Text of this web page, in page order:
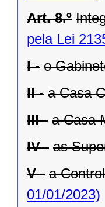
Art. 8.º
pela Lei
I - o
II - a Casa
III - a Casa
IV - as
V - a
01/01/2023)